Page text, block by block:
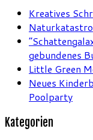
Kreatives
gebundenes
Little Green
Neues
Poolparty
Kategorien